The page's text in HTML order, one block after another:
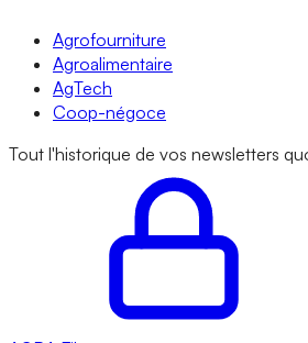
Agrofourniture
Agroalimentaire
AgTech
Coop-négoce
Tout l'historique de vos newsletters